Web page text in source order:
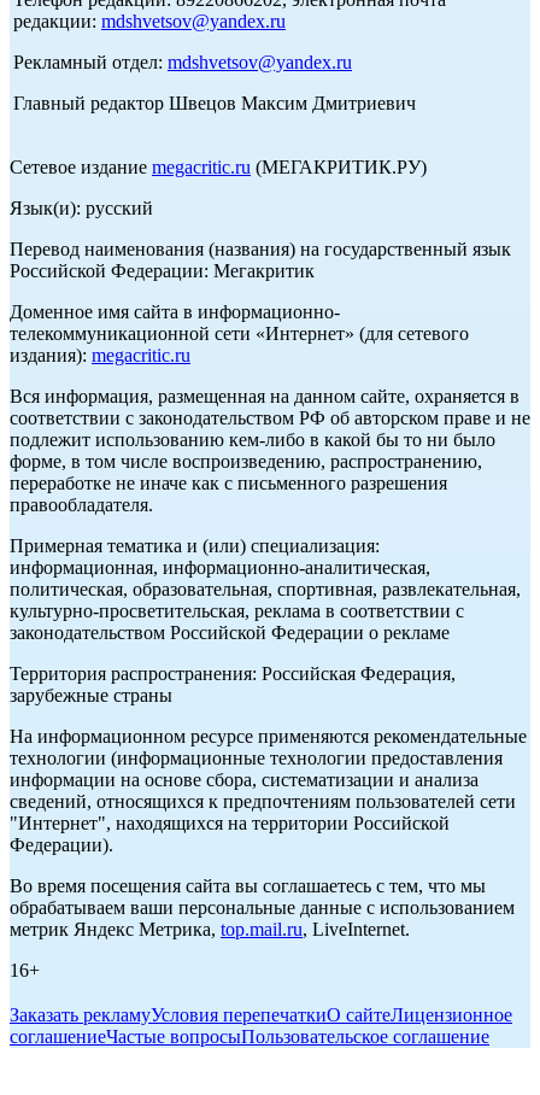
редакции: mdshvetsov@yandex.ru
Рекламный отдел: mdshvetsov@yandex.ru
Главный редактор Швецов Максим Дмитриевич
Сетевое издание megacritic.ru (МЕГАКРИТИК.РУ)
Язык(и): русский
Перевод наименования (названия) на государственный язык
Российской Федерации: Мегакритик
Доменное имя сайта в информационно-
телекоммуникационной сети «Интернет» (для сетевого
издания): megacritic.ru
Вся информация, размещенная на данном сайте, охраняется в
соответствии с законодательством РФ об авторском праве и не
подлежит использованию кем-либо в какой бы то ни было
форме, в том числе воспроизведению, распространению,
переработке не иначе как с письменного разрешения
правообладателя.
Примерная тематика и (или) специализация:
информационная, информационно-аналитическая,
политическая, образовательная, спортивная, развлекательная,
культурно-просветительская, реклама в соответствии с
законодательством Российской Федерации о рекламе
Территория распространения: Российская Федерация,
зарубежные страны
На информационном ресурсе применяются рекомендательные
технологии (информационные технологии предоставления
информации на основе сбора, систематизации и анализа
сведений, относящихся к предпочтениям пользователей сети
"Интернет", находящихся на территории Российской
Федерации).
Во время посещения сайта вы соглашаетесь с тем, что мы
обрабатываем ваши персональные данные с использованием
метрик Яндекс Метрика, top.mail.ru, LiveInternet.
16+
Заказать рекламуУсловия перепечаткиО сайтеЛицензионное
соглашениеЧастые вопросыПользовательское соглашение